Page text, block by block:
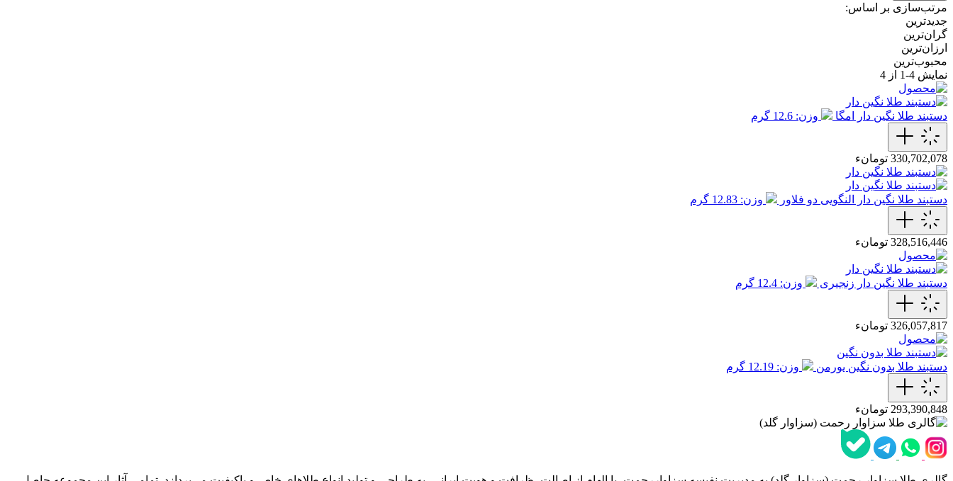
مرتب‌سازی بر اساس:
جدیدترین
گران‌ترین
ارزان‌ترین
محبوب‌ترین
نمایش 4-1 از 4
دستبند طلا نگین دار امگا وزن: 12.6 گرم
330,702,078 تومانء
دستبند طلا نگین دار النگویی دو فلاور وزن: 12.83 گرم
328,516,446 تومانء
دستبند طلا نگین دار زنجیری وزن: 12.4 گرم
326,057,817 تومانء
دستبند طلا بدون نگین یورمن وزن: 12.19 گرم
293,390,848 تومانء